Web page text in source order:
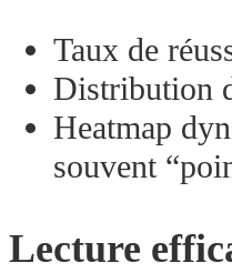
Taux de
Distribution
Heatmap
souvent
Lecture